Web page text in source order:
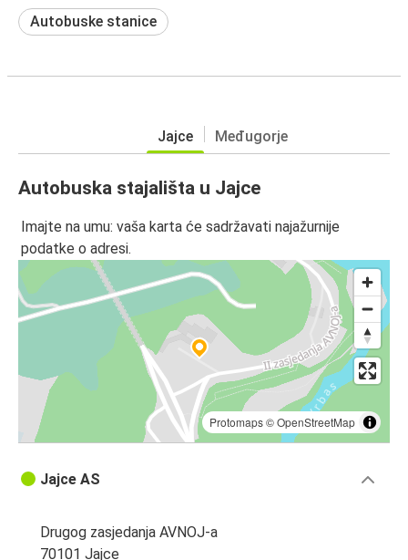
Autobuske stanice
Jajce Međugorje
Autobuska stajališta u Jajce
Imajte na umu: vaša karta će sadržavati najažurnije
podatke o adresi.
Protomaps©OpenStreetMap
Jajce AS
Drugog zasjedanja AVNOJ-a
70101 Jajce